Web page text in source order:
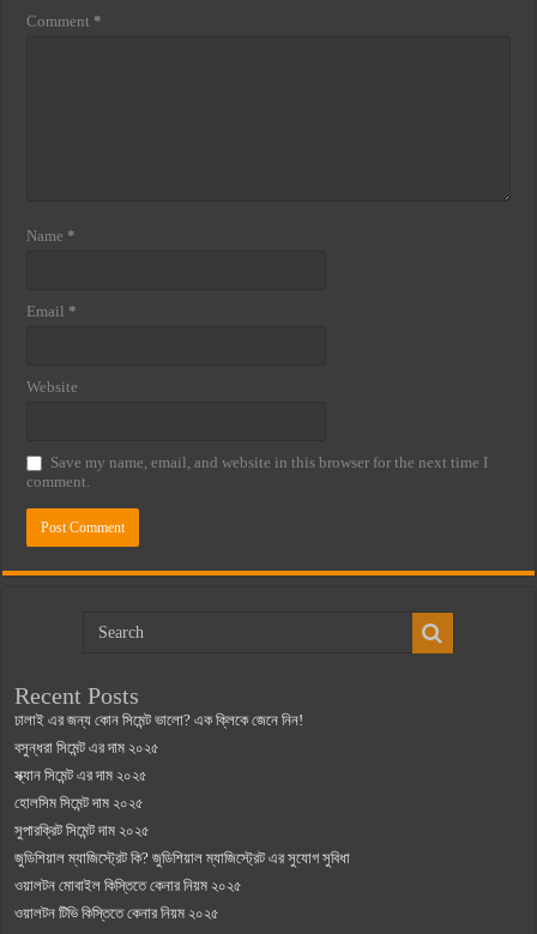
Comment *
Name *
Email *
Website
Save my name, email, and website in this browser for the next time I
comment.
Recent Posts
ঢালাই এর জন্য কোন সিমেন্ট ভালো? এক ক্লিকে জেনে নিন!
বসুন্ধরা সিমেন্ট এর দাম ২০২৫
স্ক্যান সিমেন্ট এর দাম ২০২৫
হোলসিম সিমেন্ট দাম ২০২৫
সুপারক্রিট সিমেন্ট দাম ২০২৫
জুডিশিয়াল ম্যাজিস্ট্রেট কি? জুডিশিয়াল ম্যাজিস্ট্রেট এর সুযোগ সুবিধা
ওয়ালটন মোবাইল কিস্তিতে কেনার নিয়ম ২০২৫
ওয়ালটন টিভি কিস্তিতে কেনার নিয়ম ২০২৫